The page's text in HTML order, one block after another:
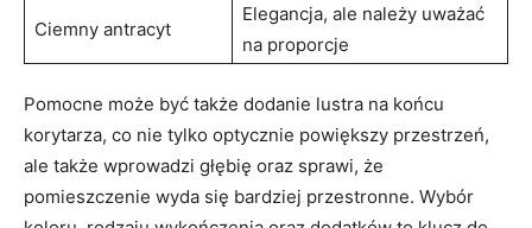
Ciemny antracyt
Elegancja, ale należy uważać
na proporcje
Pomocne może być także dodanie lustra na końcu
korytarza, co nie tylko optycznie powiększy przestrzeń,
ale także wprowadzi głębię oraz sprawi, że
pomieszczenie wyda się bardziej przestronne. Wybór